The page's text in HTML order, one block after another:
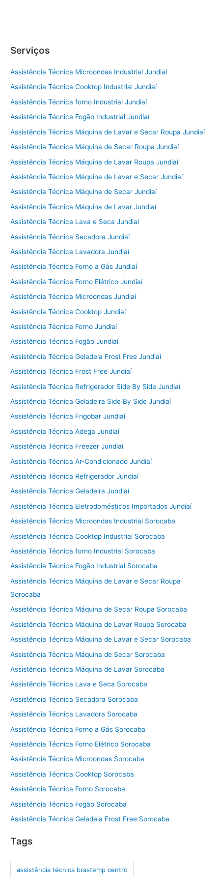
Serviços
Assistência Técnica Microondas Industrial Jundiaí
Assistência Técnica Cooktop Industrial Jundiaí
Assistência Técnica forno Industrial Jundiaí
Assistência Técnica Fogão Industrial Jundiaí
Assistência Técnica Máquina de Lavar e Secar Roupa Jundiaí
Assistência Técnica Máquina de Secar Roupa Jundiaí
Assistência Técnica Máquina de Lavar Roupa Jundiaí
Assistência Técnica Máquina de Lavar e Secar Jundiaí
Assistência Técnica Máquina de Secar Jundiaí
Assistência Técnica Máquina de Lavar Jundiaí
Assistência Técnica Lava e Seca Jundiaí
Assistência Técnica Secadora Jundiaí
Assistência Técnica Lavadora Jundiaí
Assistência Técnica Forno a Gás Jundiaí
Assistência Técnica Forno Elétrico Jundiaí
Assistência Técnica Microondas Jundiaí
Assistência Técnica Cooktop Jundiaí
Assistência Técnica Forno Jundiaí
Assistência Técnica Fogão Jundiaí
Assistência Técnica Geladeia Frost Free Jundiaí
Assistência Técnica Frost Free Jundiaí
Assistência Técnica Refrigerador Side By Side Jundiaí
Assistência Técnica Geladeira Side By Side Jundiaí
Assistência Técnica Frigobar Jundiaí
Assistência Técnica Adega Jundiaí
Assistência Técnica Freezer Jundiaí
Assistência Técnica Ar-Condicionado Jundiaí
Assistência Técnica Refrigerador Jundiaí
Assistência Técnica Geladeira Jundiaí
Assistência Técnica Eletrodomésticos Importados Jundiaí
Assistência Técnica Microondas Industrial Sorocaba
Assistência Técnica Cooktop Industrial Sorocaba
Assistência Técnica forno Industrial Sorocaba
Assistência Técnica Fogão Industrial Sorocaba
Assistência Técnica Máquina de Lavar e Secar Roupa
Sorocaba
Assistência Técnica Máquina de Secar Roupa Sorocaba
Assistência Técnica Máquina de Lavar Roupa Sorocaba
Assistência Técnica Máquina de Lavar e Secar Sorocaba
Assistência Técnica Máquina de Secar Sorocaba
Assistência Técnica Máquina de Lavar Sorocaba
Assistência Técnica Lava e Seca Sorocaba
Assistência Técnica Secadora Sorocaba
Assistência Técnica Lavadora Sorocaba
Assistência Técnica Forno a Gás Sorocaba
Assistência Técnica Forno Elétrico Sorocaba
Assistência Técnica Microondas Sorocaba
Assistência Técnica Cooktop Sorocaba
Assistência Técnica Forno Sorocaba
Assistência Técnica Fogão Sorocaba
Assistência Técnica Geladeia Frost Free Sorocaba
Tags
assistência técnica brastemp centro